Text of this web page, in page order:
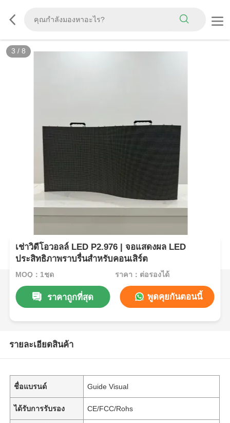
3 / 8
เช่าวิดีโอวอลล์ LED P2.976 | จอแสดงผล LED
ประสิทธิภาพราบรื่นสำหรับคอนเสิร์ต
MOQ：1ชุด ราคา：ต่อรองได้
ราคาถูกที่สุด พูดคุยกันตอนนี้
รายละเอียดสินค้า
ชื่อแบรนด์ Guide Visual
ได้รับการรับรอง CE/FCC/Rohs